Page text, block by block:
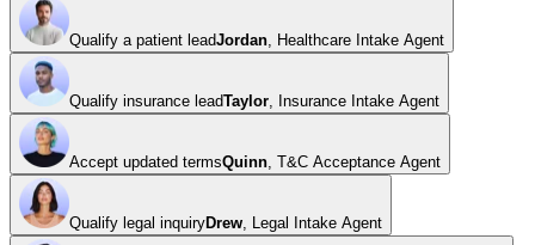
Qualify a patient leadJordan, Healthcare Intake Agent
Qualify insurance leadTaylor, Insurance Intake Agent
Accept updated termsQuinn, T&C Acceptance Agent
Qualify legal inquiryDrew, Legal Intake Agent